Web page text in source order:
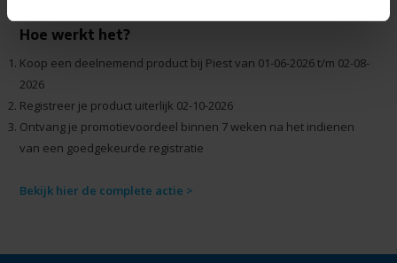
Hoe werkt het?
Koop een deelnemend product bij Piest van 01-06-2026 t/m 02-08-
2026
Registreer je product uiterlijk 02-10-2026
Ontvang je promotievoordeel binnen 7 weken na het indienen
van een goedgekeurde registratie
Bekijk hier de complete actie >